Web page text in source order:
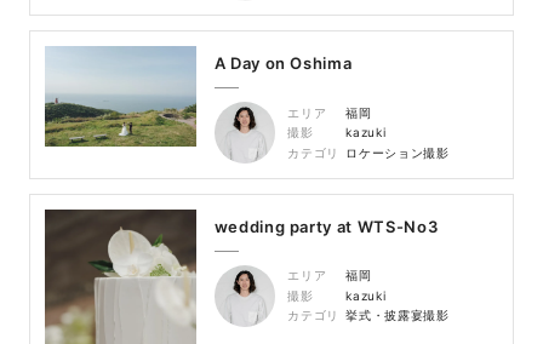
A Day on Oshima
エリア
福岡
撮影
kazuki
カテゴリ
ロケーション撮影
wedding party at WTS-No3
エリア
福岡
撮影
kazuki
カテゴリ
挙式・披露宴撮影